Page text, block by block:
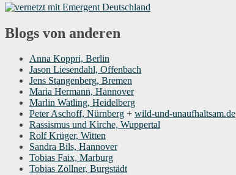
Blogs von anderen
Anna Koppri, Berlin
Jason Liesendahl, Offenbach
Jens Stangenberg, Bremen
Maria Hermann, Hannover
Marlin Watling, Heidelberg
Peter Aschoff, Nürnberg + wild-und-unaufhaltsam.de
Rassismus und Kirche, Wuppertal
Rolf Krüger, Witten
Sandra Bils, Hannover
Tobias Faix, Marburg
Tobias Zöllner, Burgstädt